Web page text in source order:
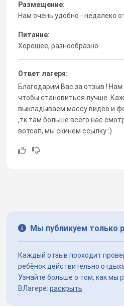
Размещение:
Нам очень удобно - недалеко
Питание:
Хорошее, разнообразно
Ответ лагеря:
Благодарим Вас за отзыв !
чтобы становиться лучше
выкладываем массу видео и
,тк там больше всего нас
вотсап, мы скинем ссылку :)
Мы публикуем только
Каждый отзыв проходит
ребёнок действительно
Узнайте больше о том, как мы
ВЛагере: раскрыть